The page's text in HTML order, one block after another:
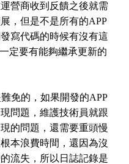
營商收到反饋之後就需
，但是不是所有的APP
寫代碼的時候有沒有這
定要有能夠繼承更新的
免的，如果開發的APP
問題，維護技術員就跟
的問題，還需要重頭慢
本浪費時間，還因為沒
流失，所以日誌記錄是